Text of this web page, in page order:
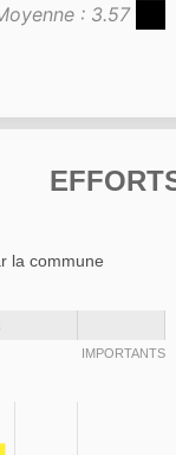
: 3.57
la commune
IMPORTANTS